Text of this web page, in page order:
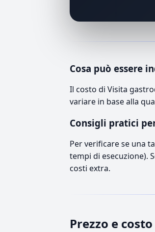
Cosa può essere
Il costo di Visita
variare in base alla
Consigli pratici
Per verificare se una
tempi di esecuzione).
costi extra.
Prezzo e